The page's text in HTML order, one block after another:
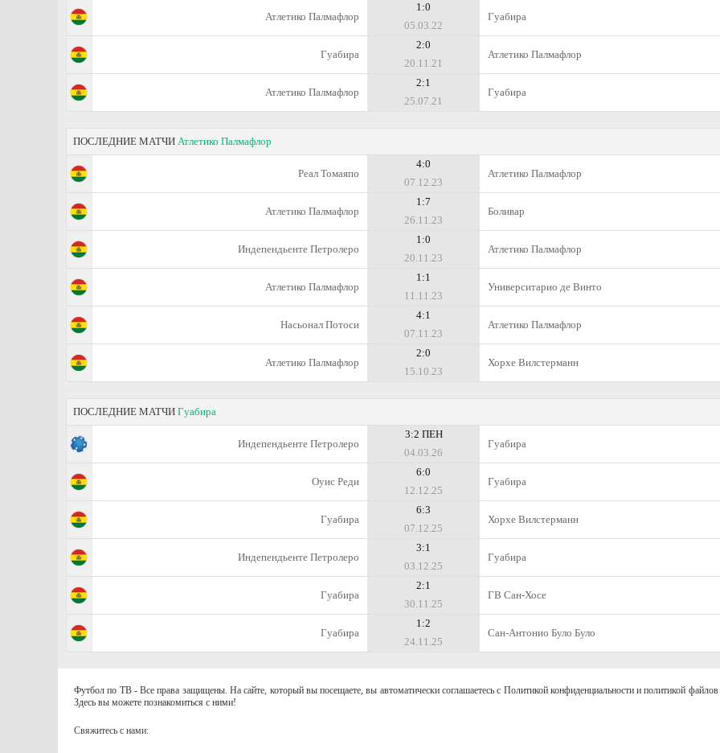
Атлетико Палмафлор
1:0
05.03.22
Гуабира
Гуабира
2:0
20.11.21
Атлетико Палмафлор
Атлетико Палмафлор
2:1
25.07.21
Гуабира
ПОСЛЕДНИЕ МАТЧИ Атлетико Палмафлор
Реал Томаяпо
4:0
07.12.23
Атлетико Палмафлор
Атлетико Палмафлор
1:7
26.11.23
Боливар
Индепендьенте Петролеро
1:0
20.11.23
Атлетико Палмафлор
Атлетико Палмафлор
1:1
11.11.23
Университарио де Винто
Насьонал Потоси
4:1
07.11.23
Атлетико Палмафлор
Атлетико Палмафлор
2:0
15.10.23
Хорхе Вилстерманн
ПОСЛЕДНИЕ МАТЧИ Гуабира
Индепендьенте Петролеро
3:2 ПЕН
04.03.26
Гуабира
Оуис Реди
6:0
12.12.25
Гуабира
Гуабира
6:3
07.12.25
Хорхе Вилстерманн
Индепендьенте Петролеро
3:1
03.12.25
Гуабира
Гуабира
2:1
30.11.25
ГВ Сан-Хосе
Гуабира
1:2
24.11.25
Сан-Антонио Було Було
Футбол по ТВ - Все права защищены. На сайте, который вы посещаете, вы автоматически соглашаетесь с Политикой конфиденциальности и политикой
Здесь вы можете познакомиться с ними!
Свяжитесь с нами: